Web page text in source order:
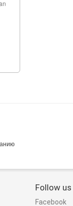
Follow us
Facebook